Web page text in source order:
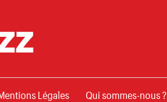
Légales Qui sommes-nous ?